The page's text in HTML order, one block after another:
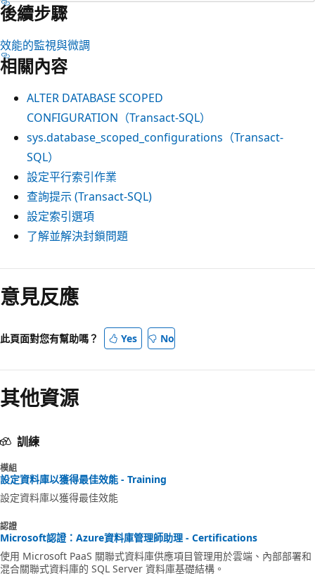
後續步驟
效能的監視與微調
相關內容
ALTER DATABASE SCOPED
CONFIGURATION（Transact-SQL）
sys.database_scoped_configurations（Transact-
SQL）
設定平行索引作業
查詢提示 (Transact-SQL)
設定索引選項
了解並解決封鎖問題
意見反應
此頁面對您有幫助嗎？ Yes No
其他資源
訓練
模組
設定資料庫以獲得最佳效能 - Training
設定資料庫以獲得最佳效能
認證
Microsoft認證：Azure資料庫管理師助理 - Certifications
使用 Microsoft PaaS 關聯式資料庫供應項目管理用於雲端、內部部署和
混合關聯式資料庫的 SQL Server 資料庫基礎結構。